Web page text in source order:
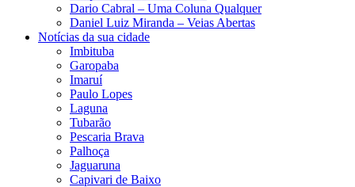
Dario Cabral – Uma Coluna Qualquer
Daniel Luiz Miranda – Veias Abertas
Notícias da sua cidade
Imbituba
Garopaba
Imaruí
Paulo Lopes
Laguna
Tubarão
Pescaria Brava
Palhoça
Jaguaruna
Capivari de Baixo